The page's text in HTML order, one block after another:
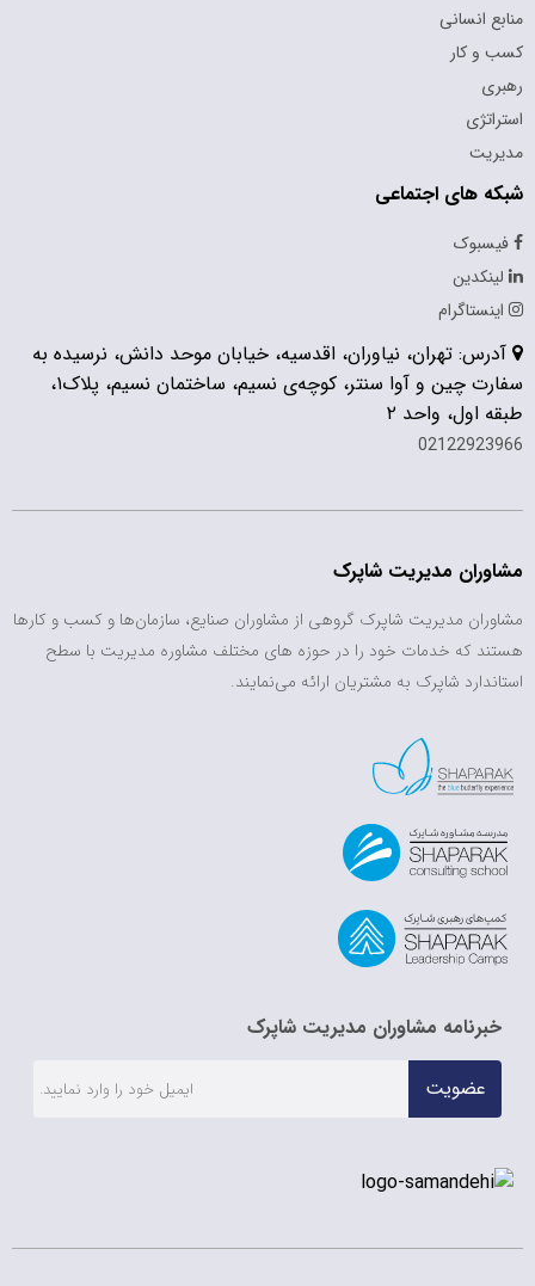
منابع انسانی
کسب و کار
رهبری
استراتژی
مدیریت
شبکه های اجتماعی
فیسبوک
لینکدین
اینستاگرام
آدرس: تهران، نیاوران، اقدسیه، خیابان موحد دانش، نرسیده به
سفارت چین و آوا سنتر، کوچه‌ی نسیم، ساختمان نسیم، پلاک۱،
طبقه اول، واحد ۲
02122923966
مشاوران مدیریت شاپرک
مشاوران مدیریت شاپرک گروهی از مشاوران صنایع، سازمان‌ها و کسب و کارها
هستند که خدمات خود را در حوزه های مختلف مشاوره مدیریت با سطح
استاندارد شاپرک به مشتریان ارائه می‌نمایند.
خبرنامه مشاوران مدیریت شاپرک
عضویت